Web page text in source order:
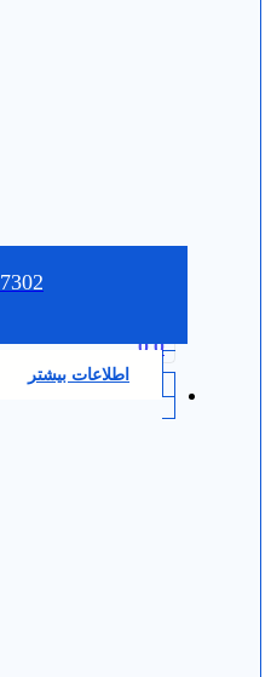
7302 BE-2RZP
0.0
اطلاعات بیشتر